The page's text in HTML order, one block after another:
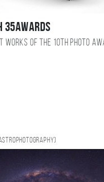
works of the 10TH photo